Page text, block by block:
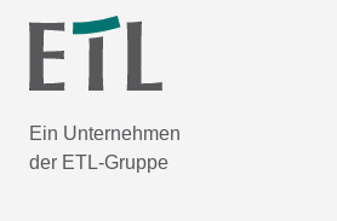
Ein Unternehmen
der ETL-Gruppe